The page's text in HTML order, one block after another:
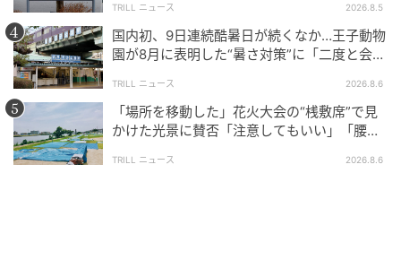
為と判断した場合、商品金額の50％に相当する違反金
が請求されるとしています。
また、手元に届いた商品に偽造品の疑いがある場合
や、ガイドライン基準を満たさない汚れや傷、付属品
不足などがあった場合は、条件を満たせば全額補償の
対象になります。到着から7日以内、未使用・未着用、
TRILL ニュース 2026.8.5
国内初、9日連続酷暑日が続くなか…王子動物
園が8月に表明した“暑さ対策”に「二度と会え
TRILL ニュース 2026.8.6
「場所を移動した」花火大会の“桟敷席”で見
かけた光景に賛否「注意してもいい」「腰が
TRILL ニュース 2026.8.6